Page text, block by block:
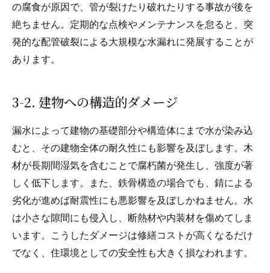
の腐食が原因で、管が裂けたり破れたりする事故が後を
絶ちません。定期的な点検やメンテナンスを怠ると、突
発的な配管破裂による大規模な水漏れに発展することが
あります。
3-2. 建物への構造的ダメージ
漏水によって建物の基礎部分や構造体にまで水が染み込
むと、その建物全体の耐久性にも影響を及ぼします。木
材が長期間湿気を含むことで腐朽菌が発生し、強度が著
しく低下します。また、鉄骨構造の場合でも、錆による
劣化が進めば耐震性にも悪影響を及ぼしかねません。水
は小さな隙間にも侵入し、断熱材や内装材を傷めてしま
います。こうしたダメージは修繕コストが高くなるだけ
でなく、住環境としての安全性も大きく損なわれます。